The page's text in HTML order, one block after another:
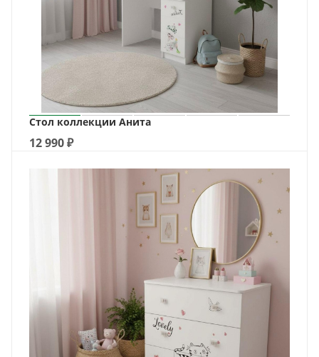
Стол коллекции Анита
12 990₽